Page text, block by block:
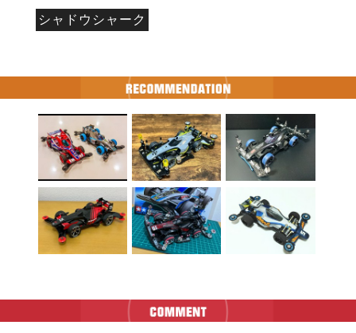
シャドウシャーク